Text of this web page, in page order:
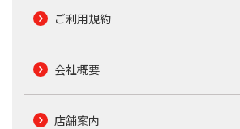
ご利用規約
会社概要
店舗案内